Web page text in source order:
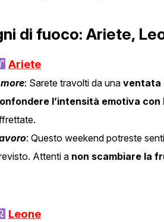
di fuoco: Ariete,
Ariete
: Sarete travolti da una ventata
l’intensità emotiva
: Questo weekend potreste
Attenti a non scambiare la
Leone